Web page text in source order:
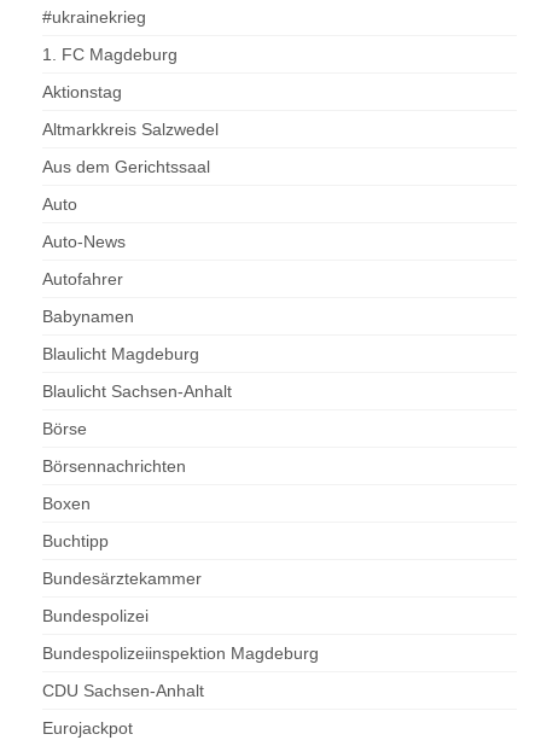
#ukrainekrieg
1. FC Magdeburg
Aktionstag
Altmarkkreis Salzwedel
Aus dem Gerichtssaal
Auto
Auto-News
Autofahrer
Babynamen
Blaulicht Magdeburg
Blaulicht Sachsen-Anhalt
Börse
Börsennachrichten
Boxen
Buchtipp
Bundesärztekammer
Bundespolizei
Bundespolizeiinspektion Magdeburg
CDU Sachsen-Anhalt
Eurojackpot